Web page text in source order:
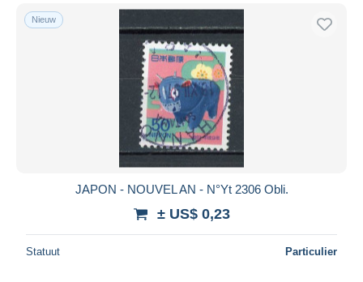
Nieuw
JAPON - NOUVEL AN - N°Yt 2306 Obli.
± US$ 0,23
Statuut Particulier